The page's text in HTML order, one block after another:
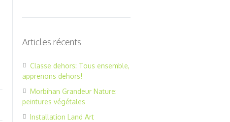
Articles récents
Classe dehors: Tous ensemble,
apprenons dehors!
Morbihan Grandeur Nature:
peintures végétales
Installation Land Art